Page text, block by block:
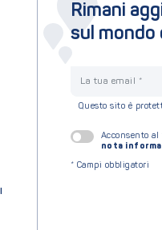
Rimani
sul mondo
Questo sito è
Acconsento
nota
* Campi obbligatori